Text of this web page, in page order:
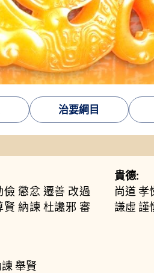
治要綱目
儉 懲忿 遷善 改過
賢 納諫 杜讒邪 審
舉賢
貴德:
尚道 孝
謙虛 謹